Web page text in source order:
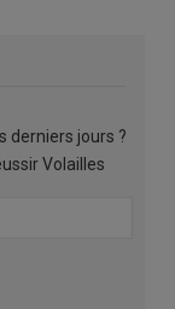
La
manuel ou
les lots et
sont
derniers jours ?
Volailles